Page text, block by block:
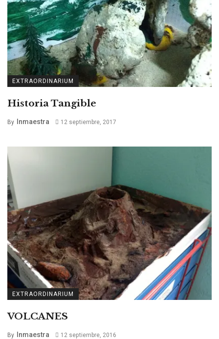
EXTRAORDINARIUM
Historia Tangible
By Inmaestra 12 septiembre, 2017
EXTRAORDINARIUM
VOLCANES
By Inmaestra 12 septiembre, 2016